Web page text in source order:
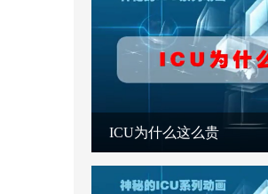
ICU为什么这么贵